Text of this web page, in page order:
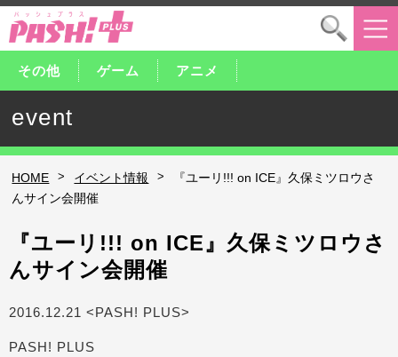
その他 ゲーム アニメ
event
HOME > イベント情報 >
『ユーリ!!! on ICE』久保ミツロウさ
んサイン会開催
『ユーリ!!! on ICE』久保ミツロウさ
んサイン会開催
2016.12.21 <PASH! PLUS>
PASH! PLUS